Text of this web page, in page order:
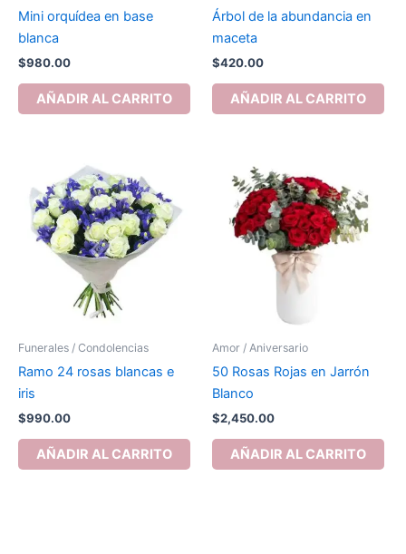
Mini orquídea en base
blanca
$980.00
AÑADIR AL CARRITO
Árbol de la abundancia en
maceta
$420.00
AÑADIR AL CARRITO
Funerales / Condolencias
Ramo 24 rosas blancas e
iris
$990.00
AÑADIR AL CARRITO
Amor / Aniversario
50 Rosas Rojas en Jarrón
Blanco
$2,450.00
AÑADIR AL CARRITO